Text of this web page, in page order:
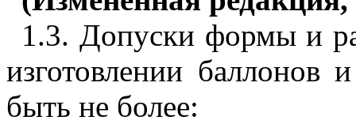
1.3. Допуски формы и
изготовлении баллонов
быть не более: